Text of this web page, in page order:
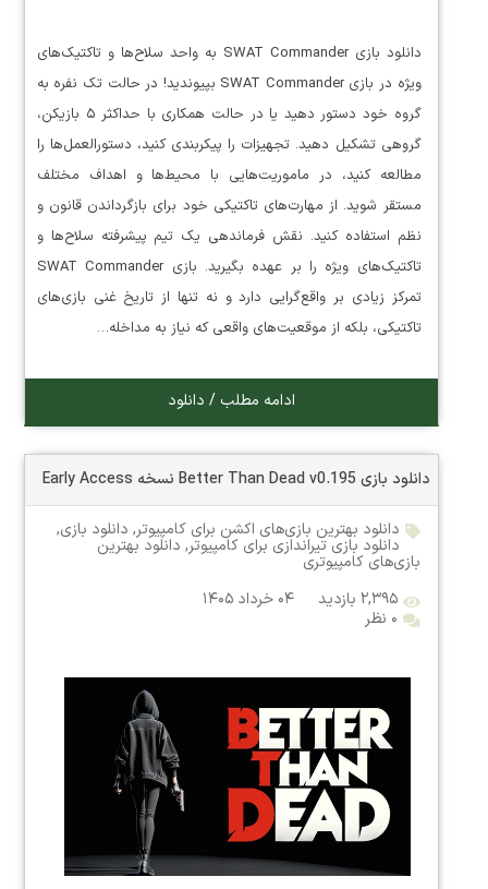
دانلود بازی SWAT Commander به واحد سلاح‌ها و تاکتیک‌های
ویژه در بازی SWAT Commander بپیوندید! در حالت تک نفره به
گروه خود دستور دهید یا در حالت همکاری با حداکثر ۵ بازیکن،
گروهی تشکیل دهید. تجهیزات را پیکربندی کنید، دستورالعمل‌ها را
مطالعه کنید، در ماموریت‌هایی با محیط‌ها و اهداف مختلف
مستقر شوید. از مهارت‌های تاکتیکی خود برای بازگرداندن قانون و
نظم استفاده کنید. نقش فرماندهی یک تیم پیشرفته سلاح‌ها و
تاکتیک‌های ویژه را بر عهده بگیرید. بازی SWAT Commander
تمرکز زیادی بر واقع‌گرایی دارد و نه تنها از تاریخ غنی بازی‌های
تاکتیکی، بلکه از موقعیت‌های واقعی که نیاز به مداخله…
ادامه مطلب / دانلود
دانلود بازی Better Than Dead v0.195 نسخه Early Access
دانلود بهترین بازی‌های اکشن برای کامپیوتر, دانلود بازی,
دانلود بازی تیراندازی برای کامپیوتر, دانلود بهترین
بازی‌های کامپیوتری
۲,۳۹۵ بازدید
۰۴ خرداد ۱۴۰۵
۰ نظر